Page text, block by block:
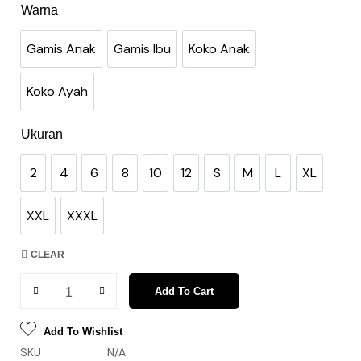
Warna
Gamis Anak
Gamis Anak
Gamis Ibu
Gamis Ibu
Koko Anak
Koko Anak
Koko Ayah
Koko Ayah
Ukuran
2
2
4
4
6
6
8
8
10
10
12
12
S
S
M
M
L
L
XL
XL
XXL
XXL
XXXL
XXXL
CLEAR
Add To Cart
Add To Wishlist
SKU N/A